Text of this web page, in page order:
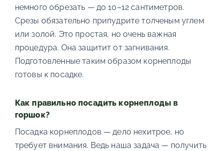
немного обрезать — до 10–12 сантиметров.
Срезы обязательно припудрите толченым углем
или золой. Это простая, но очень важная
процедура. Она защитит от загнивания.
Подготовленные таким образом корнеплоды
готовы к посадке.
Как правильно посадить корнеплоды в
горшок?
Посадка корнеплодов — дело нехитрое, но
требует внимания. Ведь наша задача — получить